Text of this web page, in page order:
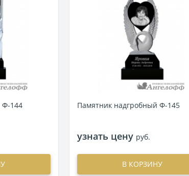
Ф-144 Памятник надгробный Ф-145
узнать цену руб.
В КОРЗИНУ